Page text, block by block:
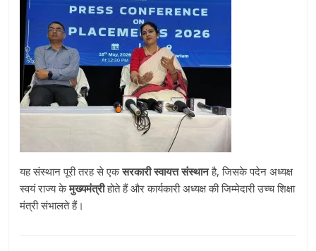
यह संस्थान पूरी तरह से एकसरकारी स्वायत्त संस्थानहै, जिसके पदेन अध्यक्ष
स्वयं राज्य केमुख्यमंत्रीहोते हैं और कार्यकारी अध्यक्ष की जिम्मेदारी उच्च शिक्षा
मंत्री संभालते हैं।